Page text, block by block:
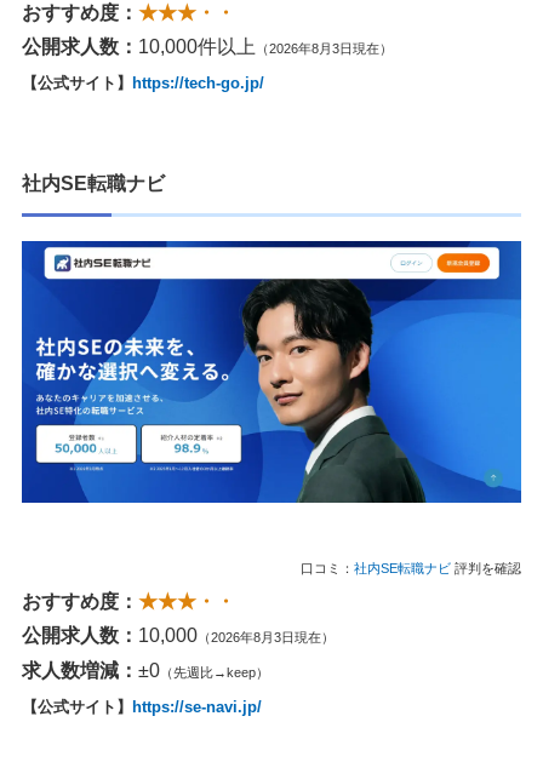
おすすめ度： ★★★・・
公開求人数： 10,000件以上 （2026年8月3日現在）
【公式サイト】 https://tech-go.jp/
社内SE転職ナビ
口コミ： 社内SE転職ナビ 評判を確認
おすすめ度： ★★★・・
公開求人数： 10,000 （2026年8月3日現在）
求人数増減： ±0 （先週比→keep）
【公式サイト】 https://se-navi.jp/